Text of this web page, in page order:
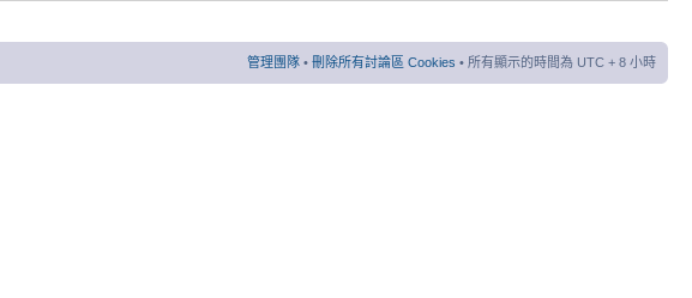
管理團隊 • 刪除所有討論區 Cookies • 所有顯示的時間為 UTC + 8 小時